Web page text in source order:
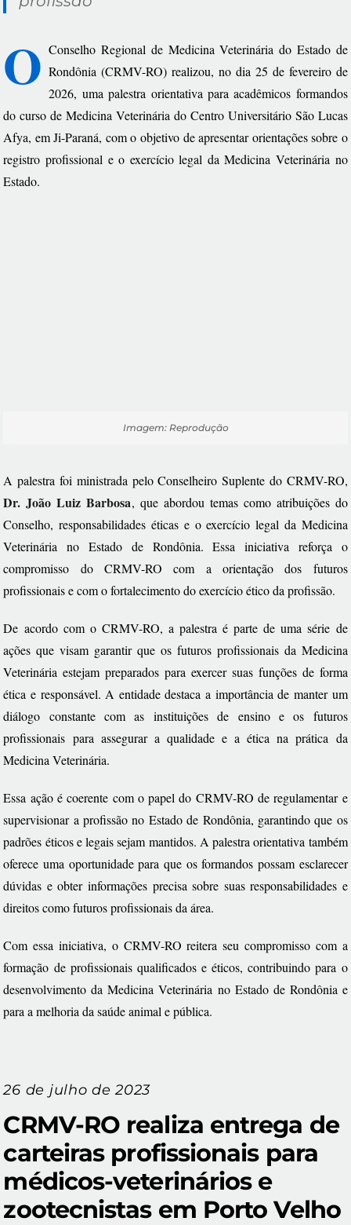
O Conselho Regional de Medicina Veterinária do Estado de
Rondônia (CRMV-RO) realizou, no dia 25 de fevereiro de
2026, uma palestra orientativa para acadêmicos formandos
do curso de Medicina Veterinária do Centro Universitário São Lucas
Afya, em Ji-Paraná, com o objetivo de apresentar orientações sobre o
registro profissional e o exercício legal da Medicina Veterinária no
Estado.
Imagem: Reprodução
A palestra foi ministrada pelo Conselheiro Suplente do CRMV-RO,
Dr. João Luiz Barbosa, que abordou temas como atribuições do
Conselho, responsabilidades éticas e o exercício legal da Medicina
Veterinária no Estado de Rondônia. Essa iniciativa reforça o
compromisso do CRMV-RO com a orientação dos futuros
profissionais e com o fortalecimento do exercício ético da profissão.
De acordo com o CRMV-RO, a palestra é parte de uma série de
ações que visam garantir que os futuros profissionais da Medicina
Veterinária estejam preparados para exercer suas funções de forma
ética e responsável. A entidade destaca a importância de manter um
diálogo constante com as instituições de ensino e os futuros
profissionais para assegurar a qualidade e a ética na prática da
Medicina Veterinária.
Essa ação é coerente com o papel do CRMV-RO de regulamentar e
supervisionar a profissão no Estado de Rondônia, garantindo que os
padrões éticos e legais sejam mantidos. A palestra orientativa também
oferece uma oportunidade para que os formandos possam esclarecer
dúvidas e obter informações precisa sobre suas responsabilidades e
direitos como futuros profissionais da área.
Com essa iniciativa, o CRMV-RO reitera seu compromisso com a
formação de profissionais qualificados e éticos, contribuindo para o
desenvolvimento da Medicina Veterinária no Estado de Rondônia e
para a melhoria da saúde animal e pública.
26 de julho de 2023
CRMV-RO realiza entrega de
carteiras profissionais para
médicos-veterinários e
zootecnistas em Porto Velho